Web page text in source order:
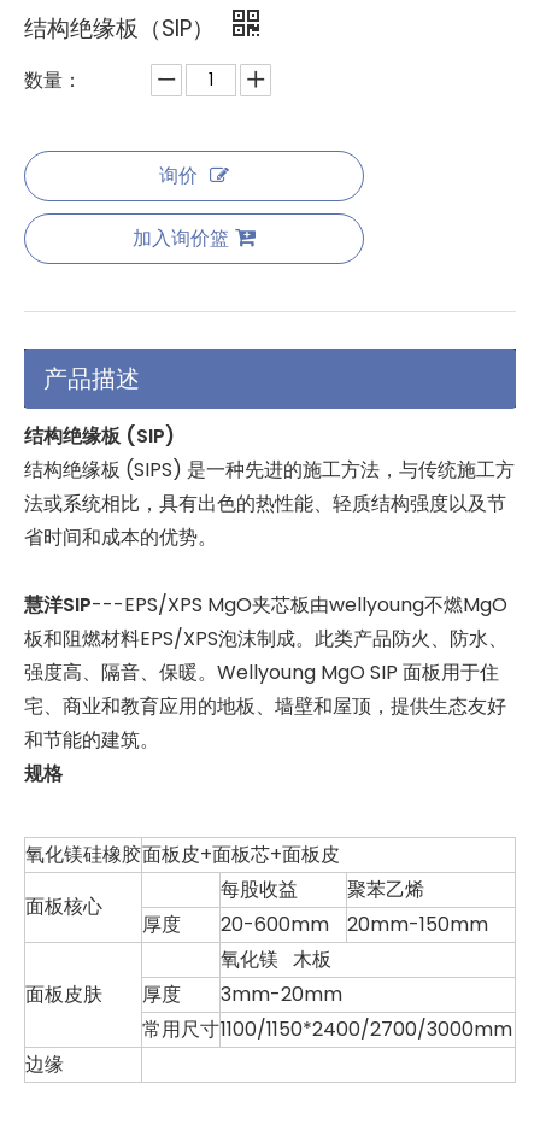
结构绝缘板（SIP）
数量：
询价
加入询价篮
产品描述
结构绝缘板 (SIP)
结构绝缘板 (SIPS) 是一种先进的施工方法，与传统施工方
法或系统相比，具有出色的热性能、轻质结构强度以及节
省时间和成本的优势。
慧洋SIP---EPS/XPS MgO夹芯板由wellyoung不燃MgO
板和阻燃材料EPS/XPS泡沫制成。此类产品防火、防水、
强度高、隔音、保暖。Wellyoung MgO SIP 面板用于住
宅、商业和教育应用的地板、墙壁和屋顶，提供生态友好
和节能的建筑。
规格
氧化镁硅橡胶面板皮+面板芯+面板皮
面板核心
每股收益
聚苯乙烯
厚度
20-600mm 20mm-150mm
面板皮肤
氧化镁 木板
厚度
3mm-20mm
常用尺寸1100/1150*2400/2700/3000mm
边缘